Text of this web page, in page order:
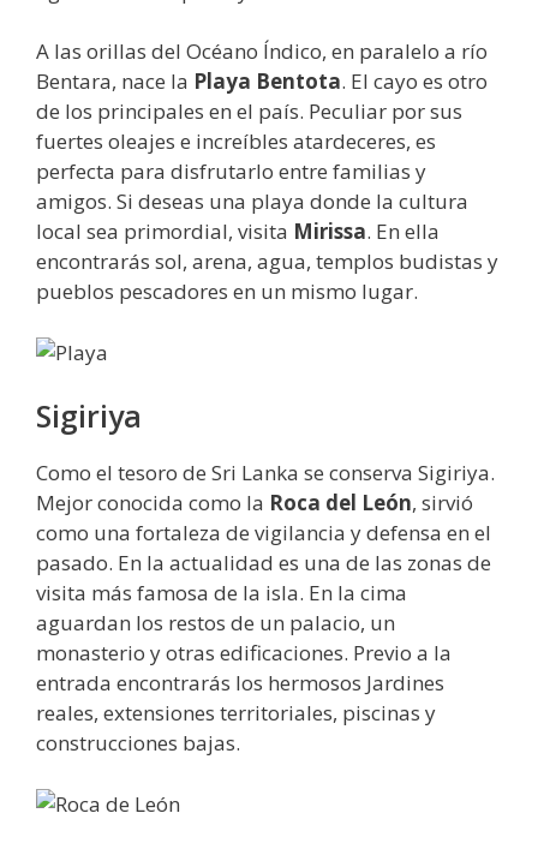
A las orillas del Océano Índico, en paralelo a río
Bentara, nace la Playa Bentota. El cayo es otro
de los principales en el país. Peculiar por sus
fuertes oleajes e increíbles atardeceres, es
perfecta para disfrutarlo entre familias y
amigos. Si deseas una playa donde la cultura
local sea primordial, visita Mirissa. En ella
encontrarás sol, arena, agua, templos budistas y
pueblos pescadores en un mismo lugar.
Sigiriya
Como el tesoro de Sri Lanka se conserva Sigiriya.
Mejor conocida como la Roca del León, sirvió
como una fortaleza de vigilancia y defensa en el
pasado. En la actualidad es una de las zonas de
visita más famosa de la isla. En la cima
aguardan los restos de un palacio, un
monasterio y otras edificaciones. Previo a la
entrada encontrarás los hermosos Jardines
reales, extensiones territoriales, piscinas y
construcciones bajas.